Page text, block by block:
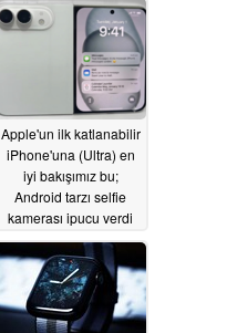
Apple'un ilk katlanabilir
iPhone'una (Ultra) en
iyi bakışımız bu;
Android tarzı selfie
kamerası ipucu verdi
06/07/2026